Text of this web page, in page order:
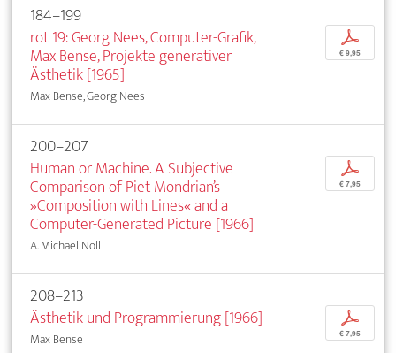
184–199
rot 19: Georg Nees, Computer-Grafik,
Max Bense, Projekte generativer
Ästhetik [1965]
Max Bense, Georg Nees
p
€ 9,95
200–207
Human or Machine. A Subjective
Comparison of Piet Mondrian’s
»Composition with Lines« and a
Computer-Generated Picture [1966]
A. Michael Noll
p
€ 7,95
208–213
Ästhetik und Programmierung [1966]
Max Bense
p
€ 7,95